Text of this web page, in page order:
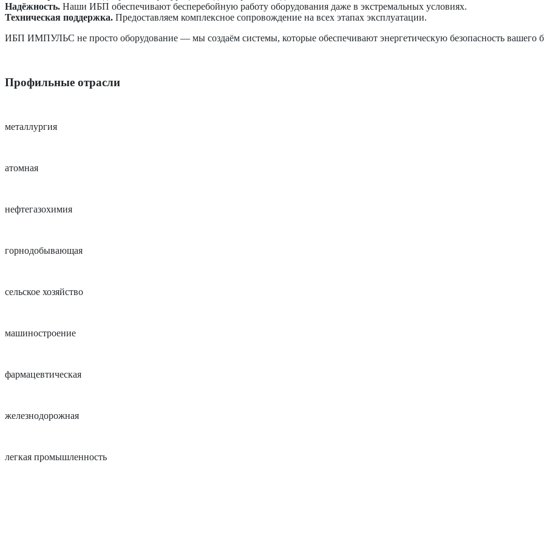
Надёжность. Наши ИБП обеспечивают бесперебойную работу оборудования даже в экстремальных условиях.
Техническая поддержка. Предоставляем комплексное сопровождение на всех этапах эксплуатации.
ИБП ИМПУЛЬС не просто оборудование — мы создаём системы, которые обеспечивают энергетическую безопасность вашего
Профильные отрасли
металлургия
атомная
нефтегазохимия
горнодобывающая
сельское хозяйство
машиностроение
фармацевтическая
железнодорожная
легкая промышленность